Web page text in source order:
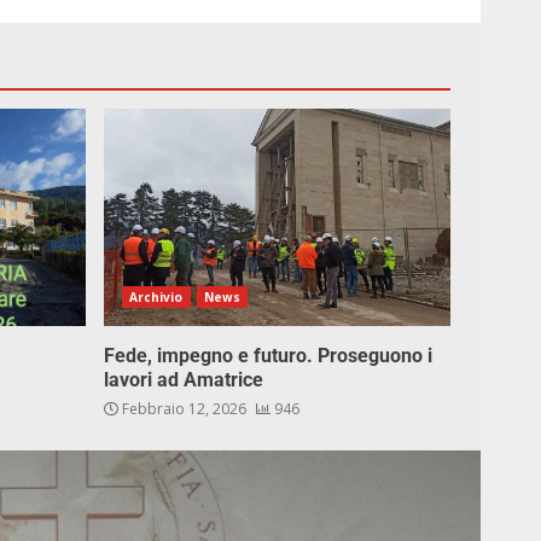
Archivio News
Fede, impegno e futuro. Proseguono i
lavori ad Amatrice
Febbraio 12, 2026 946